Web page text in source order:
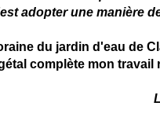
adopter une manière
du jardin d'eau de
complète mon